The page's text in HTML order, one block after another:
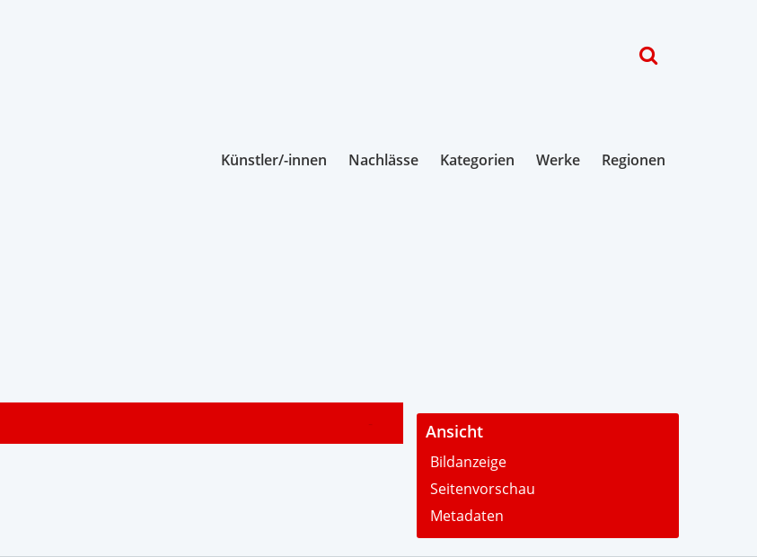
Künstler/-innen Nachlässe Kategorien Werke Regionen
- Ansicht
Bildanzeige
Seitenvorschau
Metadaten